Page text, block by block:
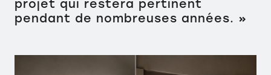
projet qui restera pertinent
pendant de nombreuses années. »